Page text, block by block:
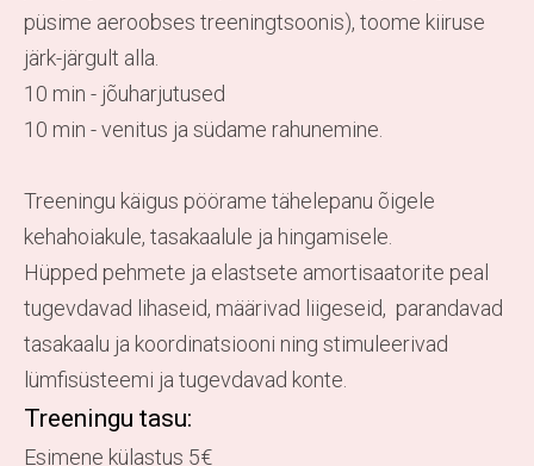
püsime aeroobses treeningtsoonis), toome kiiruse
järk-järgult alla.
10 min - jõuharjutused
10 min - venitus ja südame rahunemine.
Treeningu käigus pöörame tähelepanu õigele
kehahoiakule, tasakaalule ja hingamisele.
Hüpped pehmete ja elastsete amortisaatorite peal
tugevdavad lihaseid, määrivad liigeseid, parandavad
tasakaalu ja koordinatsiooni ning stimuleerivad
lümfisüsteemi ja tugevdavad konte.
Treeningu tasu:
Esimene külastus 5€